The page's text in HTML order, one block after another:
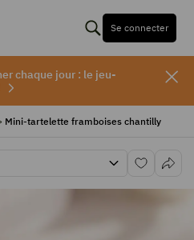
Se connecter
chaque jour : le jeu-
Mini-tartelette framboises chantilly